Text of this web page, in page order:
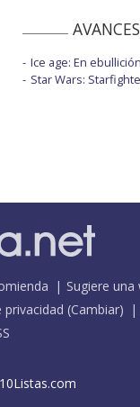
Ice age: En ebullición
Star Wars:
Sugiere una
privacidad (Cambiar)